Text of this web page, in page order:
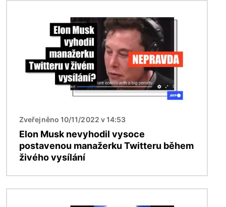
Zveřejněno 10/11/2022 v 14:53
Elon Musk nevyhodil vysoce
postavenou manažerku Twitteru během
živého vysílání